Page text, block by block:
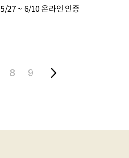
5/27 ~ 6/10온라인 인증
8 9